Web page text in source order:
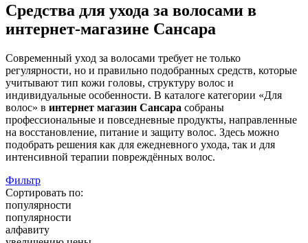
Средства для ухода за волосами в
интернет-магазине Сансара
Современный уход за волосами требует не только
регулярности, но и правильно подобранных средств, которые
учитывают тип кожи головы, структуру волос и
индивидуальные особенности. В каталоге категории «Для
волос» в интернет магазин Сансара собраны
профессиональные и повседневные продукты, направленные
на восстановление, питание и защиту волос. Здесь можно
подобрать решения как для ежедневного ухода, так и для
интенсивной терапии повреждённых волос.
Фильтр
Сортировать по:
популярности
популярности
алфавиту